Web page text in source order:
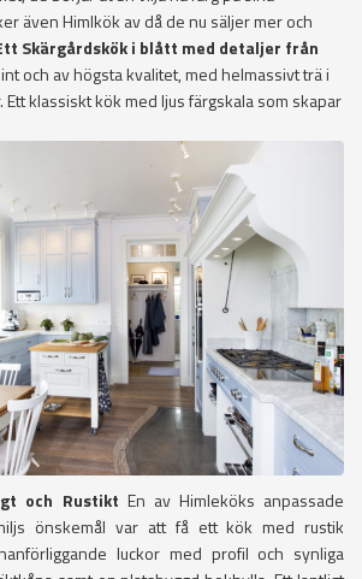
även Himlkök av då de nu säljer mer och
Skärgårdskök i blått med detaljer från
och av högsta kvalitet, med helmassivt trä i
Ett klassiskt kök med ljus färgskala som skapar
och Rustikt En av Himleköks anpassade
önskemål var att få ett kök med rustik
luckor med profil och synliga